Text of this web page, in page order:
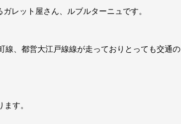
レット屋さん、ルブルターニュです。
、都営大江戸線線が走っておりとっても交通の
す。